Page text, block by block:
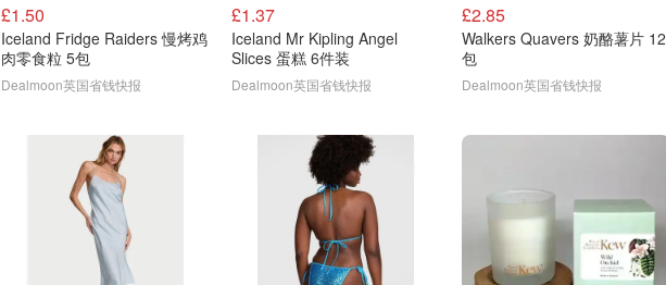
£1.50
Iceland Fridge Raiders 慢烤鸡
肉零食粒 5包
Dealmoon英国省钱快报
£1.37
Iceland Mr Kipling Angel
Slices 蛋糕 6件装
Dealmoon英国省钱快报
£2.85
Walkers Quavers 奶酪薯片 12
包
Dealmoon英国省钱快报